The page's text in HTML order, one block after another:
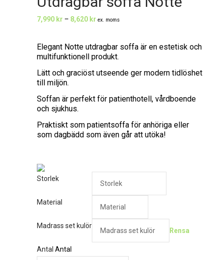
7,990 kr – 8,620 kr Prisintervall:
till
8,620 kr
ex. moms
Elegant Notte utdragbar soffa är en estetisk och
multifunktionell produkt.
Lätt och graciöst utseende ger modern tidlöshet
till miljön.
Soffan är perfekt för patienthotell, vårdboende
och sjukhus.
Praktiskt som patientsoffa för anhöriga eller
som dagbädd som även går att utöka!
Storlek
Material
Madrass set kulör
Rensa
Antal Antal